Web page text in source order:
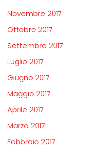
Novembre 2017
Ottobre 2017
Settembre 2017
Luglio 2017
Giugno 2017
Maggio 2017
Aprile 2017
Marzo 2017
Febbraio 2017